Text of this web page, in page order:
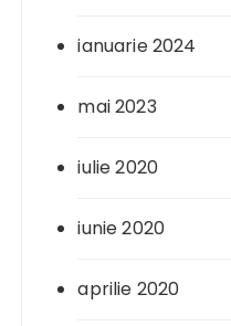
ianuarie 2024
mai 2023
iulie 2020
iunie 2020
aprilie 2020